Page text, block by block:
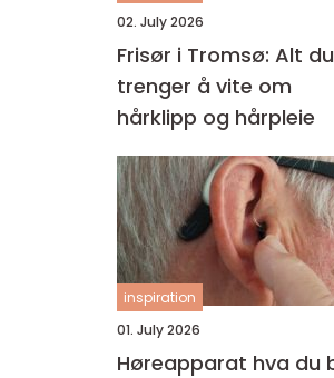
02. July 2026
Frisør i Tromsø: Alt du
trenger å vite om
hårklipp og hårpleie
inspiration
01. July 2026
Høreapparat hva du bør